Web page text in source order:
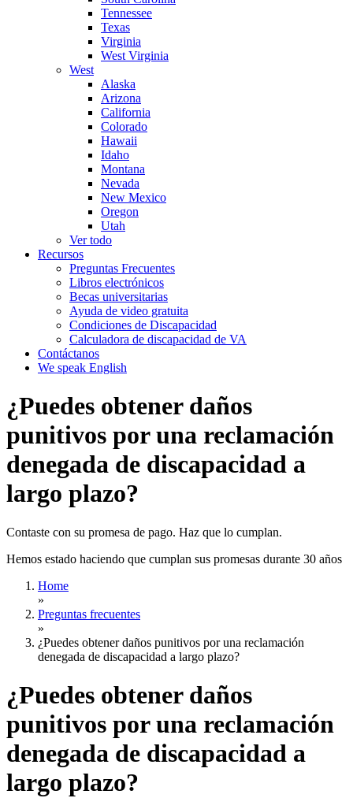
Tennessee
Texas
Virginia
West Virginia
West
Alaska
Arizona
California
Colorado
Hawaii
Idaho
Montana
Nevada
New Mexico
Oregon
Utah
Ver todo
Recursos
Preguntas Frecuentes
Libros electrónicos
Becas universitarias
Ayuda de video gratuita
Condiciones de Discapacidad
Calculadora de discapacidad de VA
Contáctanos
We speak English
¿Puedes obtener daños
punitivos por una reclamación
denegada de discapacidad a
largo plazo?
Contaste con su promesa de pago. Haz que lo cumplan.
Hemos estado haciendo que cumplan sus promesas durante 30 años
Home
»
Preguntas frecuentes
»
¿Puedes obtener daños punitivos por una reclamación
denegada de discapacidad a largo plazo?
¿Puedes obtener daños
punitivos por una reclamación
denegada de discapacidad a
largo plazo?